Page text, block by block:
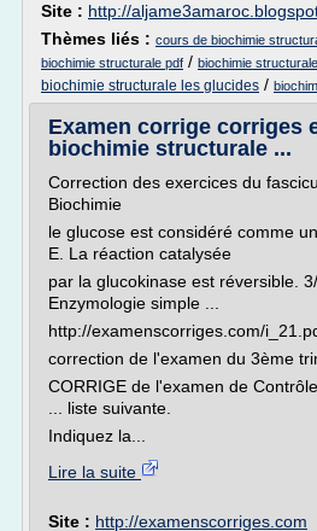
Site : http://
Thèmes liés : cours de biochimie
biochimie structurale pdf / biochimie
biochimie structurale les glucides /
Examen corrige corriges
biochimie structurale ...
Correction des exercices du
Biochimie
le glucose est considéré comme
E. La réaction catalysée
par la glucokinase est réversible.
Enzymologie simple ...
http://examenscorriges.com/
correction de l'examen du 3ème
CORRIGE de l'examen de
... liste suivante.
Indiquez la...
Lire la suite
Site : http://examenscorriges.com